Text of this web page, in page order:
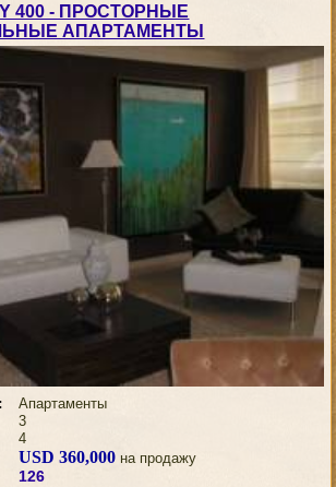
400 - ПРОСТОРНЫЕ
АПАРТАМЕНТЫ
Апартаменты
3
4
USD 360,000 на продажу
126